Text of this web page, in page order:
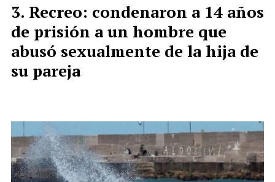
Recreo: condenaron a 14 años
de prisión a un hombre que
abusó sexualmente de la hija de
su pareja